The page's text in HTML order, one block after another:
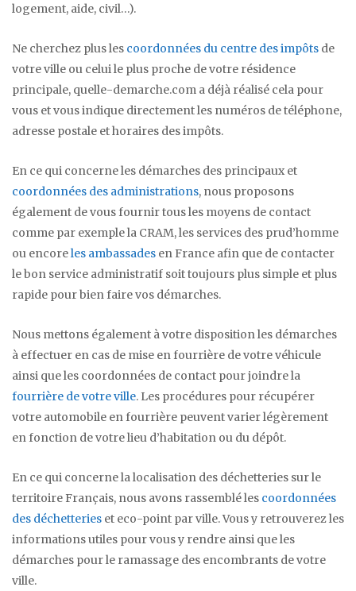
logement, aide, civil…).
Ne cherchez plus les coordonnées du centre des impôts de
votre ville ou celui le plus proche de votre résidence
principale, quelle-demarche.com a déjà réalisé cela pour
vous et vous indique directement les numéros de téléphone,
adresse postale et horaires des impôts.
En ce qui concerne les démarches des principaux et
coordonnées des administrations, nous proposons
également de vous fournir tous les moyens de contact
comme par exemple la CRAM, les services des prud’homme
ou encoreles ambassades en France afin que de contacter
le bon service administratif soit toujours plus simple et plus
rapide pour bien faire vos démarches.
Nous mettons également à votre disposition les démarches
à effectuer en cas de mise en fourrière de votre véhicule
ainsi que les coordonnées de contact pour joindre la
fourrière de votre ville. Les procédures pour récupérer
votre automobile en fourrière peuvent varier légèrement
en fonction de votre lieu d’habitation ou du dépôt.
En ce qui concerne la localisation des déchetteries sur le
territoire Français, nous avons rassemblé les coordonnées
des déchetteries et eco-point par ville. Vous y retrouverez les
informations utiles pour vous y rendre ainsi que les
démarches pour le ramassage des encombrants de votre
ville.